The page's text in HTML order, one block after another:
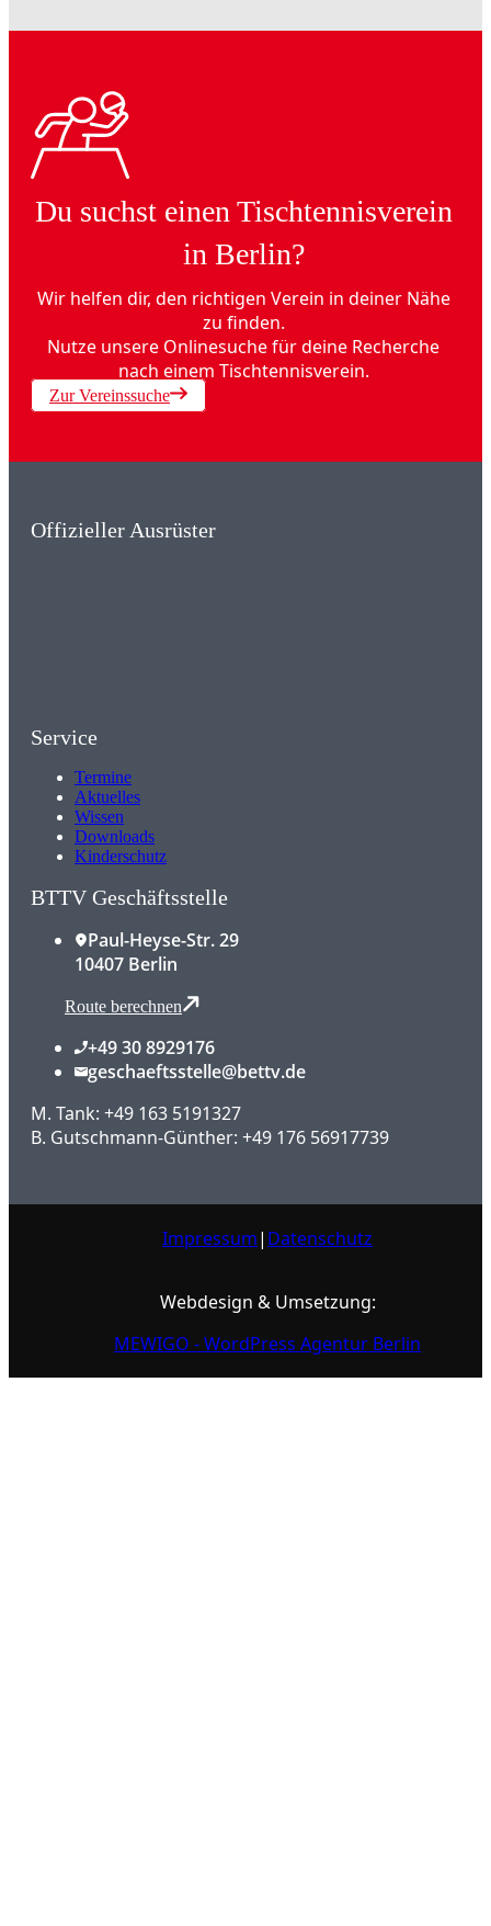
Du suchst einen Tischtennisverein
in Berlin?
Wir helfen dir, den richtigen Verein in deiner Nähe
zu finden.
Nutze unsere Onlinesuche für deine Recherche
nach einem Tischtennisverein.
Zur Vereinssuche
Offizieller Ausrüster
Service
Termine
Aktuelles
Wissen
Downloads
Kinderschutz
BTTV Geschäftsstelle
Paul-Heyse-Str. 29
10407 Berlin
Route berechnen
+49 30 8929176
geschaeftsstelle@bettv.de
M. Tank: +49 163 5191327
B. Gutschmann-Günther: +49 176 56917739
Impressum| Datenschutz
Webdesign & Umsetzung:
MEWIGO - WordPress Agentur Berlin